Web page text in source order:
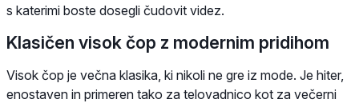
s katerimi boste dosegli čudovit videz.
Klasičen visok čop z modernim pridihom
Visok čop je večna klasika, ki nikoli ne gre iz mode. Je hiter,
enostaven in primeren tako za telovadnico kot za večerni